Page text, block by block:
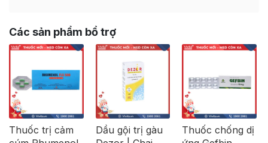
Các sản phẩm bổ trợ
Thuốc trị cảm
Dầu gội trị gàu
Thuốc chống dị